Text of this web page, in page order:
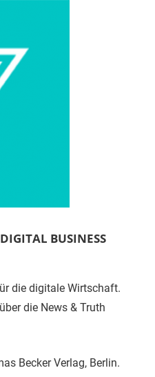
BUSINESS
die digitale Wirtschaft.
die News & Truth
Becker Verlag, Berlin.